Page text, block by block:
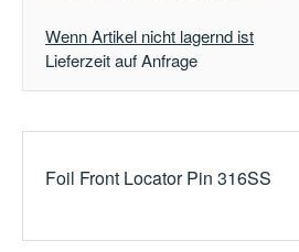
Wenn Artikel nicht lagernd ist
Lieferzeit auf Anfrage
Foil Front Locator Pin 316SS